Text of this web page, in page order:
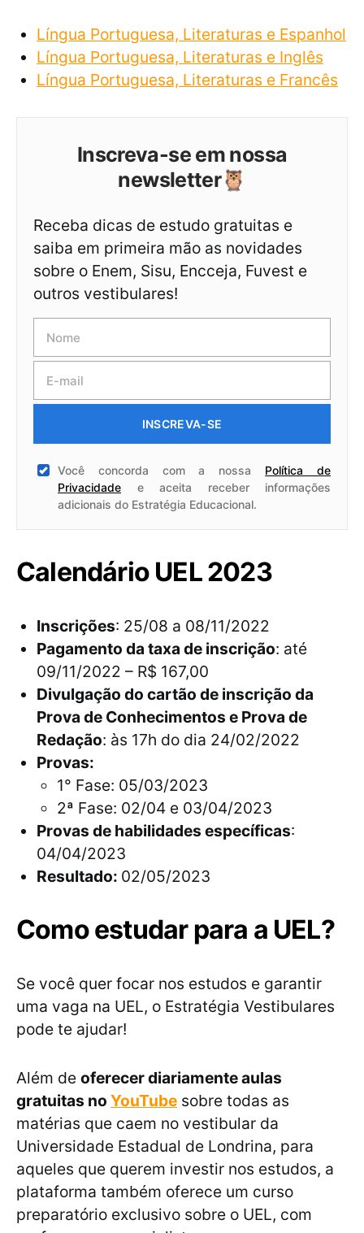
Língua Portuguesa, Literaturas e Espanhol
Língua Portuguesa, Literaturas e Inglês
Língua Portuguesa, Literaturas e Francês
Inscreva-se em nossa
newsletter🦉
Receba dicas de estudo gratuitas e
saiba em primeira mão as novidades
sobre o Enem, Sisu, Encceja, Fuvest e
outros vestibulares!
INSCREVA-SE
Você concorda com a nossa Política de
Privacidade e aceita receber informações
adicionais do Estratégia Educacional.
Calendário UEL 2023
Inscrições: 25/08 a 08/11/2022
Pagamento da taxa de inscrição: até
09/11/2022 – R$ 167,00
Divulgação do cartão de inscrição da
Prova de Conhecimentos e Prova de
Redação: às 17h do dia 24/02/2022
Provas:
1° Fase: 05/03/2023
2ª Fase: 02/04 e 03/04/2023
Provas de habilidades específicas:
04/04/2023
Resultado: 02/05/2023
Como estudar para a UEL?
Se você quer focar nos estudos e garantir
uma vaga na UEL, o Estratégia Vestibulares
pode te ajudar!
Além de oferecer diariamente aulas
gratuitas no YouTube sobre todas as
matérias que caem no vestibular da
Universidade Estadual de Londrina, para
aqueles que querem investir nos estudos, a
plataforma também oferece um curso
preparatório exclusivo sobre o UEL, com